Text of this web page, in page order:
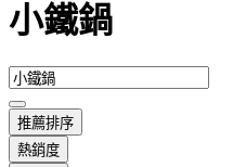
小鐵鍋
推薦排序
熱銷度